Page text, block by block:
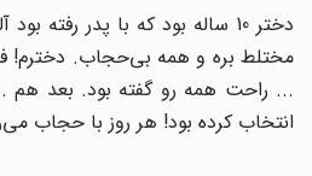
دختر 10 ساله بود که با پدر رفته
مختلط بره و همه بی‌حجاب. دخترم!
... راحت همه رو گفته بود. بعد هم
انتخاب کرده بود! هر روز با حجاب